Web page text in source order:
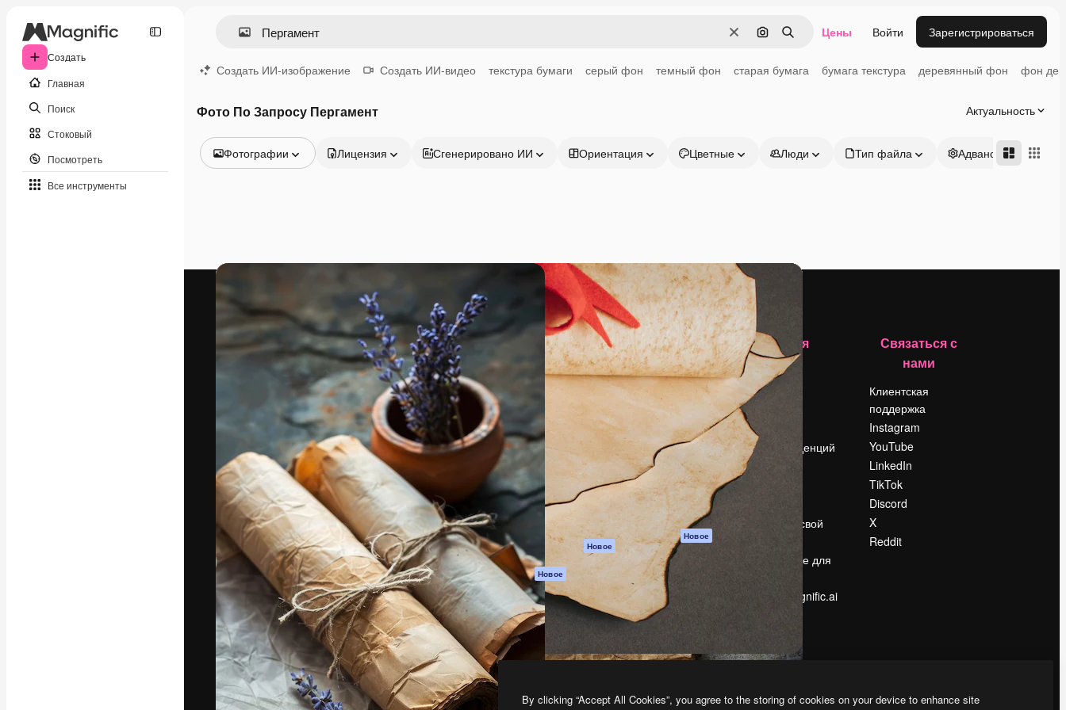
Создать
Главная
Поиск
Стоковый
Посмотреть
Все инструменты
ОчиститьПоиск по изображению
Поиск Цены Войти Зарегистрироваться
Создать ИИ-изображение Создать ИИ-видео текстура бумаги серый фон темный фон старая бумага бумага текстура деревянный фон фон
Фото По Запросу Пергамент Актуальность
Фотографии
Видео
Видеоролик
Моушн-дизайн
Видеошаблоны
3D-модели
Шрифты
Лицензия Сгенерировано ИИ Ориентация Цветные Люди Тип файла Адвансд
Креативная платформа для создания
ваших лучших работ. Более 1 миллиона
подписчиков среди креаторов,
предприятий, агентств и студий.
Pусский
Продукция
Spaces
ИИ-помощник
Генератор
изображений ИИ
Генератор видео
ИИ
Генератор голоса
на основе ИИ
Стоковый контент
MCP для
Claude/ChatGPT
Новое
Агенты Новое
Мобильное
приложение
Все инструменты
Magnific
Начать
Academy
Документация по
Пакету ИИ
поддержки
Условия и
положения
Политика
конфиденциальности
Оригиналы Новое
Политика файлов
cookie
Центр доверия
Партнеры
Предприятие
Компания
Цены
О нас
Вакансии
Поиск тенденций
Блог
Продайте свой
Помещение для
Ищете magnific.ai
Связаться с
нами
Клиентская
поддержка
Instagram
YouTube
LinkedIn
TikTok
Discord
X
Reddit
By clicking “Accept All Cookies”, you agree to the storing of cookies on your device to enhance site